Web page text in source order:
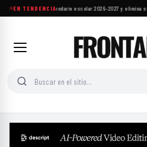
EN TENDENCIA
SEP ajusta calendario escolar 2026-2027 y elimina